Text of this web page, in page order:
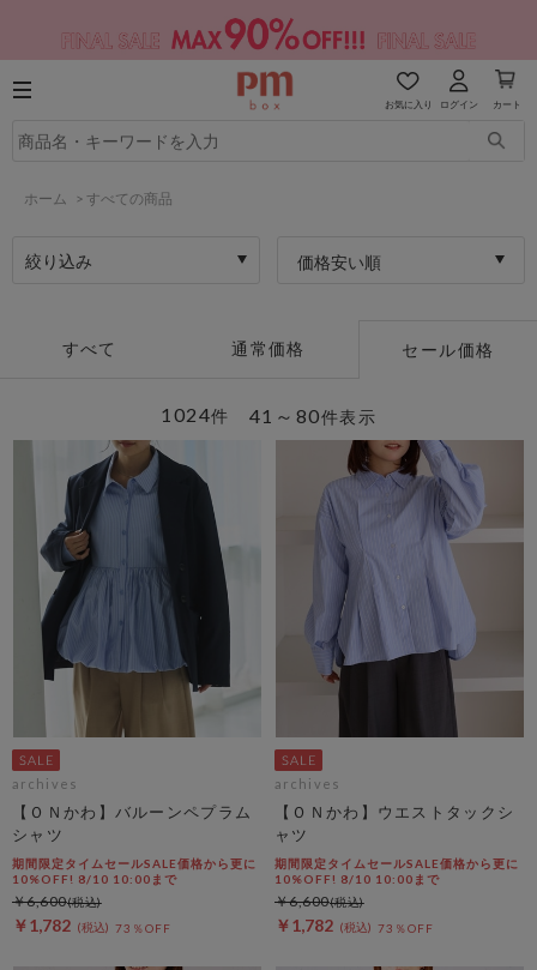
お気に入り ログイン カート
ホーム > すべての商品
絞り込み 価格安い順
すべて 通常価格 セール価格
41～80件表示
1024件
archives
【ＯＮかわ】バルーンペプラム
シャツ
期間限定タイムセールSALE価格から更に
10%OFF! 8/10 10:00まで
￥1,782 73％OFF
￥6,600
archives
【ＯＮかわ】ウエストタックシ
ャツ
期間限定タイムセールSALE価格から更に
10%OFF! 8/10 10:00まで
￥1,782 73％OFF
￥6,600